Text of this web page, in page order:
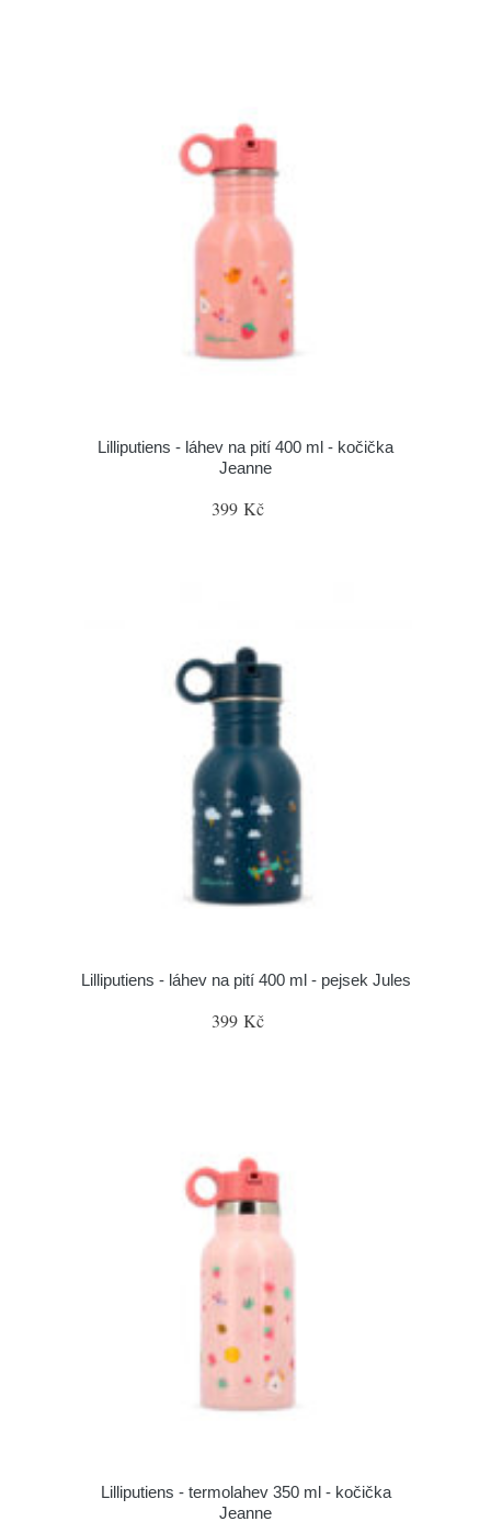
Lilliputiens - láhev na pití 400 ml - kočička
Jeanne
399 Kč
Lilliputiens - láhev na pití 400 ml - pejsek Jules
399 Kč
Lilliputiens - termolahev 350 ml - kočička
Jeanne